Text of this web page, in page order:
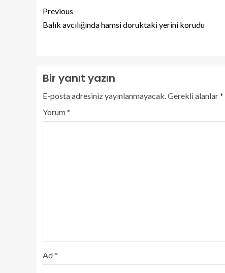
Previous
Balık avcılığında hamsi doruktaki yerini korudu
Bir yanıt yazın
E-posta adresiniz yayınlanmayacak.Gerekli alanlar*
Yorum*
Ad*